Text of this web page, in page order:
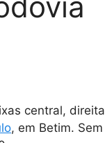
central, direita
, em Betim. Sem